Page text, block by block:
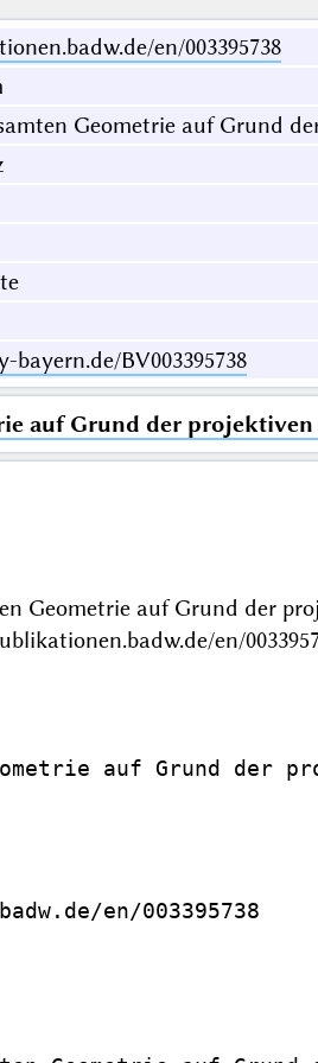
en/003395738
Geometrie auf Grund
bayern.de/BV003395738
auf Grund der
Geometrie auf Grund der
en/
auf Grund der
en/003395738